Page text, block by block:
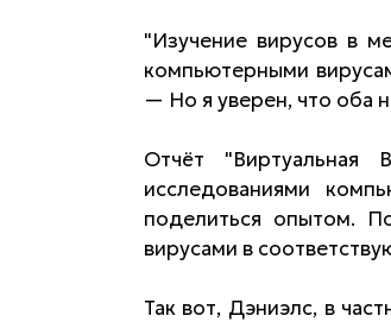
"Изучение вирусов в
компьютерными
— Но я уверен, что оба
Отчёт "Виртуальная
исследованиями
поделиться опытом.
вирусами в
Так вот, Дэниэлс, в